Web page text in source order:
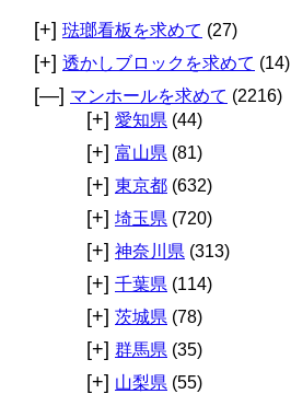
[+] 琺瑯看板を求めて (27)
[+] 透かしブロックを求めて (14)
[—] マンホールを求めて (2216)
[+] 愛知県 (44)
[+] 富山県 (81)
[+] 東京都 (632)
[+] 埼玉県 (720)
[+] 神奈川県 (313)
[+] 千葉県 (114)
[+] 茨城県 (78)
[+] 群馬県 (35)
[+] 山梨県 (55)